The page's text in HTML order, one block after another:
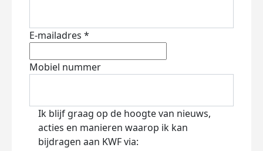
E-mailadres *
Mobiel nummer
Ik blijf graag op de hoogte van nieuws,
acties en manieren waarop ik kan
bijdragen aan KWF via: